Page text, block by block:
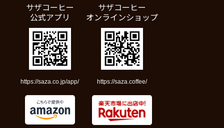
サザコーヒー
公式アプリ
https://saza.co.jp/app/
サザコーヒー
オンラインショップ
https://saza.coffee/